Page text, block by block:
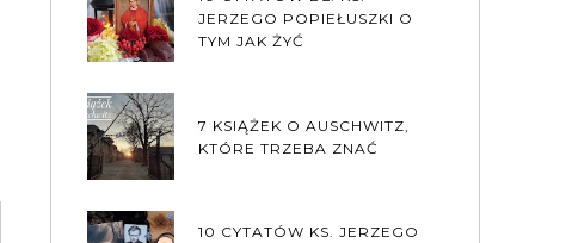
JERZEGO POPIEŁUSZKI O
TYM JAK ŻYĆ
7 KSIĄŻEK O AUSCHWITZ,
KTÓRE TRZEBA ZNAĆ
10 CYTATÓW KS. JERZEGO